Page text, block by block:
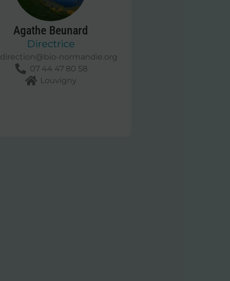
Agathe Beunard
Directrice
direction@bio-normandie.org
07 44 47 80 58
Louvigny